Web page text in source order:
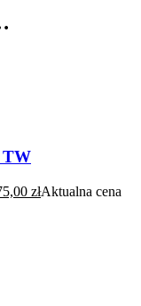
TW
złAktualna cena